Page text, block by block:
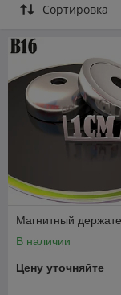
Сортировка
Магнитный
В наличии
Цену уточняйте